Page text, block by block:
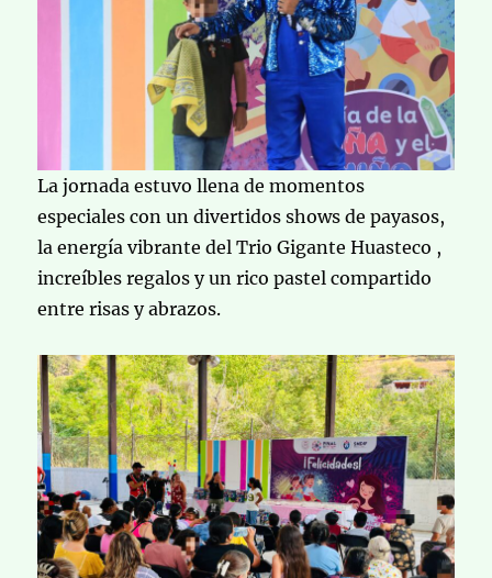
La jornada estuvo llena de momentos
especiales con un divertidos shows de payasos,
la energía vibrante del Trio Gigante Huasteco ,
increíbles regalos y un rico pastel compartido
entre risas y abrazos.